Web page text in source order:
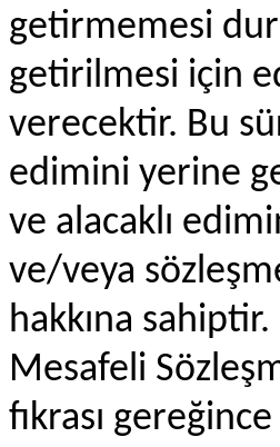
getirmemesi
getirilmesi için
verecektir. Bu
edimini yerine
ve alacaklı
ve/veya
hakkına sahiptir.
Mesafeli
fıkrası